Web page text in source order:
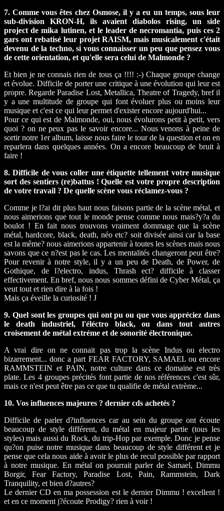
7. Comme vous êtes chez Osmose, il y a eu un temps, sous leur
sub-division KRON-H, ils avaient diabolos rising, un side
project de mika lutinen, et le leader de necromantia, puis ces 2
gars ont rebatisé leur projet RAISM, mais musicalement c'était
devenu de la techno, si vous connaisser un peu que pensez vous
de cette orientation, et qu'elle sera celui de Malmonde ?
Et bien je ne connais rien de tous ça !!!! :-) Chaque groupe change
et évolue. Difficile de porter une critique à une évolution qui leur est
propre. Regarde Paradise Lost, Metallica, Theatre of Tragedy, bref il
y a une multitude de groupe qui font évoluer plus ou moins leur
musique et c'est ce qui leur permet d'exister encore aujourd'hui...
Pour ce qui est de Malmonde, oui, nous évolurons petit à petit, vers
quoi ? on ne peux pas le savoir encore... Nous venons à peine de
sortir notre 1er album, laisse nous faire le tour de la question et on en
reparlera dans quelques années. On a encore beaucoup de bruit à
faire !
8. Difficile de vous coller une étiquette tellement votre musique
sort des sentiers (re)battus ! Quelle est votre propre description
de votre travail ? De quelle scène vous réclamez-vous ?
Comme je l?ai dit plus haut nous faisons partie de la scène métal, et
nous aimerions que tout le monde pense comme nous mais?y?a du
boulot ! En fait nous trouvons vraiment dommage que la scène
métal, hardcore, black, death, néo etc? soit divisée ainsi car la base
est la même? nous aimerions appartenir à toutes les scènes mais nous
savons que ce n?est pas le cas. Les mentalités changeront peut être?
Pour revenir à notre style, il y a un peu de Death, de Power, de
Gothique, de l?electro, indus, Thrash ect? difficile à classer
effectivement. En bref, nous nous sommes défini de Cyber Métal, ça
veut tout et rien dire à la fois !
Mais ça éveille la curiosité ! J
9. Quel sont les groupes qui ont pu ou que vous appréciez dans
le death industriel, l'éléctro black, ou dans tout autres
croisement de métal extréme et de sonorité électronique.
A vrai dire on ne connait pas trop la scène Indus ou electro
bizarrement... donc a part FEAR FACTORY, SAMAEL ou encore
RAMMSTEIN et PAIN, notre culture dans ce domaine est très
plate. Les 4 groupes précités font partie de nos références c'est sûr,
mais ce n'est peut être pas ce que tu qualifie de métal extrème...
10. Vos influences majeures ? dernier cds achetés ?
Difficile de parler d?influences car au sein du groupe ont écoute
beaucoup de style différent, du métal en majeur partie (tous les
styles) mais aussi du Rock, du trip-Hop par exemple. Donc je pense
qu?on puise notre musique dans beaucoup de style différent et je
pense que cela nous aide à avoir le plus de recul possible par rapport
à notre musique. En métal on pourrait parler de Samael, Dimmu
Borgir, Fear Factory, Paradise Lost, Pain, Rammstein, Dark
Tranquility, et bien d?autres?
Le dernier CD en ma possession est le dernier Dimmu ! excellent !
et en ce moment j?écoute Prodigy? rien à voir !